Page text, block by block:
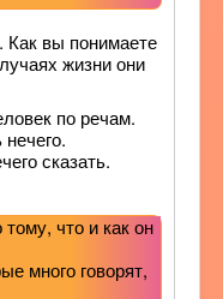
Как вы понимаете
жизни они
по речам.
сказать.
что и как он
много говорят,